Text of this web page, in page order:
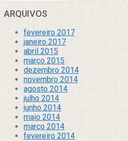
ARQUIVOS
fevereiro 2017
janeiro 2017
abril 2015
março 2015
dezembro 2014
novembro 2014
agosto 2014
julho 2014
junho 2014
maio 2014
março 2014
fevereiro 2014